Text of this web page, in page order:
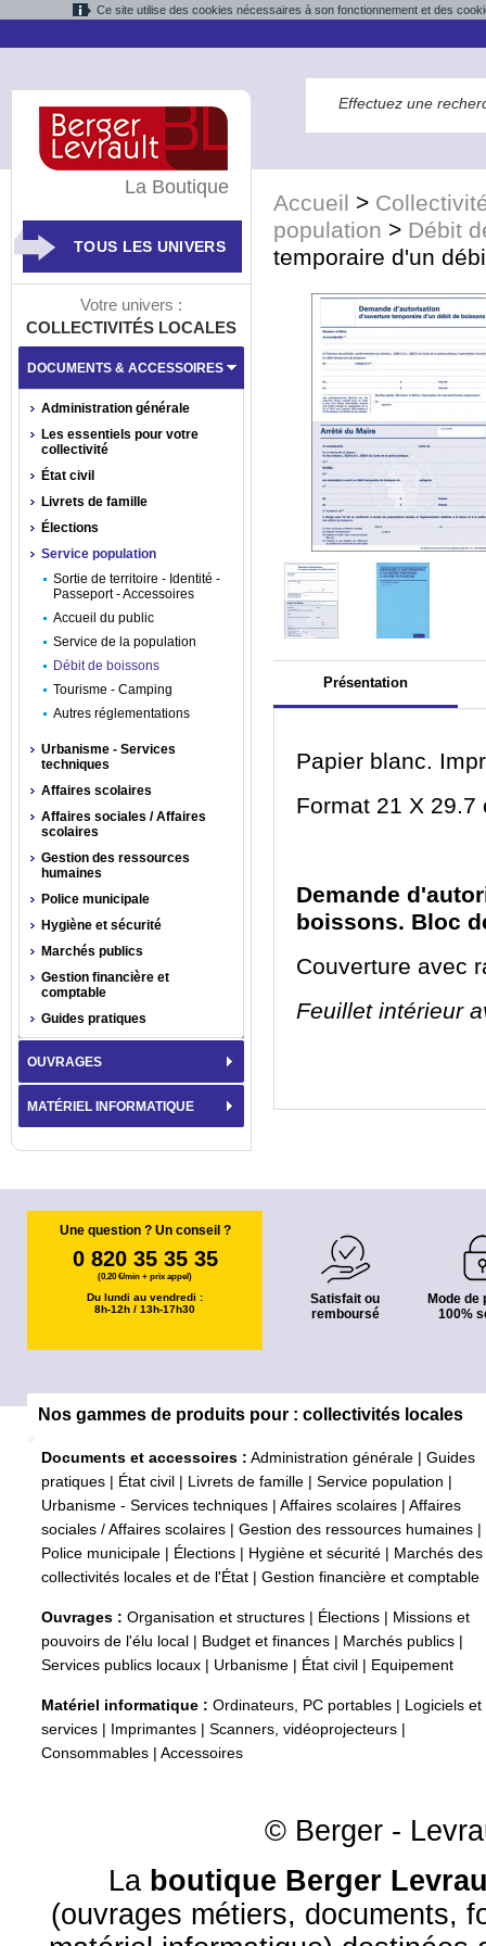
Ce site utilise des cookies nécessaires à son fonctionnement et des
Accueil >
population > Débit
temporaire d'un
Présentation
Papier blanc.
Format 21 X 29.7
Demande
boissons. Bloc
Couverture avec
Feuillet intérieur
La Boutique
TOUS LES UNIVERS
Votre univers :
COLLECTIVITÉS LOCALES
DOCUMENTS & ACCESSOIRES
Administration générale
Les essentiels pour votre
collectivité
État civil
Livrets de famille
Élections
Service population
Sortie de territoire - Identité -
Passeport - Accessoires
Accueil du public
Service de la population
Débit de boissons
Tourisme - Camping
Autres réglementations
Urbanisme - Services
techniques
Affaires scolaires
Affaires sociales / Affaires
scolaires
Gestion des ressources
humaines
Police municipale
Hygiène et sécurité
Marchés publics
Gestion financière et
comptable
Guides pratiques
OUVRAGES
MATÉRIEL INFORMATIQUE
Une question ? Un conseil ?
0 820 35 35 35
(0,20 €/min + prix appel)
Du lundi au vendredi :
8h-12h / 13h-17h30
Satisfait ou
remboursé
Mode de
100%
Nos gammes de produits pour : collectivités locales
Documents et accessoires : Administration générale
Guides
pratiques
État civil Livrets de famille Service population
Urbanisme - Services techniques
Affaires scolaires
Affaires
sociales / Affaires scolaires
Gestion des ressources humaines
Police municipale
Élections Hygiène et sécurité
Marchés des
collectivités locales et de l'État
Gestion financière et comptable
Ouvrages : Organisation et structures Élections
Missions et
pouvoirs de l'élu local
Budget et finances Marchés publics
Services publics locaux
Urbanisme État civil Equipement
Matériel informatique : Ordinateurs, PC portables
Logiciels et
services
Imprimantes Scanners, vidéoprojecteurs
Consommables
Accessoires
© Berger -
La boutique Berger
(ouvrages métiers, documents,